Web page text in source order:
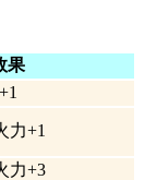
果
力+1
力+3